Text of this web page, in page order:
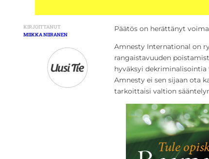
KIRJOITTANUT
MIIKKA NIIRANEN
Päätös on herättänyt
Amnesty International on
rangaistavuuden
hyväksyi
Amnesty ei sen sijaan ota
tarkoittaisi valtion